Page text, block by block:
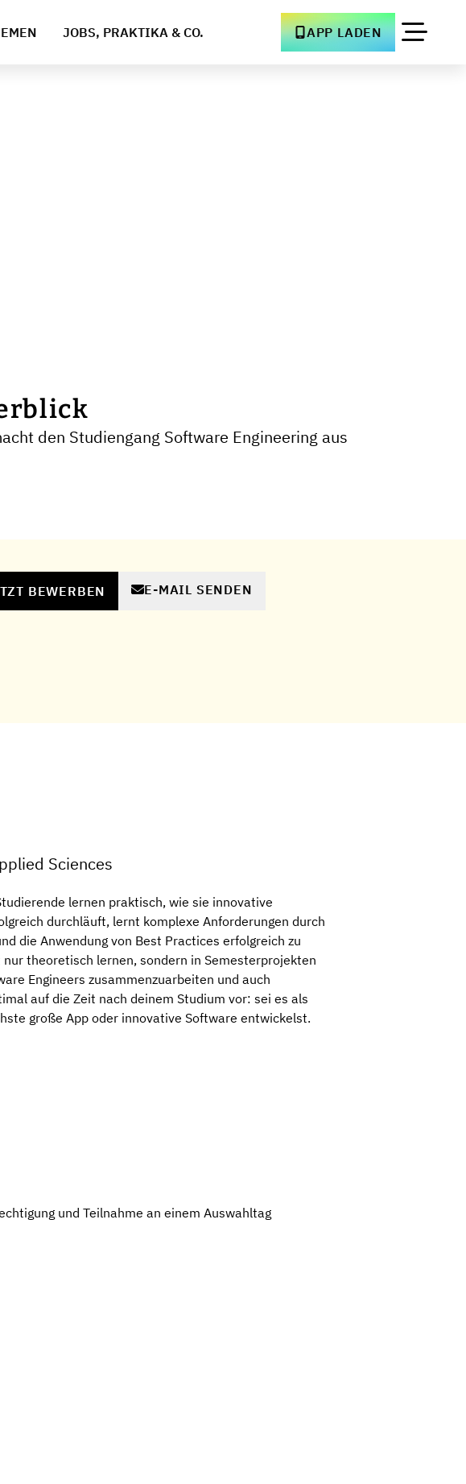
JOBS, PRAKTIKA & CO. APP LADEN
den Studiengang Software Engineering aus
BEWERBEN E-MAIL SENDEN
Sciences
lernen praktisch, wie sie innovative
durchläuft, lernt komplexe Anforderungen durch
die Anwendung von Best Practices erfolgreich zu
theoretisch lernen, sondern in Semesterprojekten
Engineers zusammenzuarbeiten und auch
auf die Zeit nach deinem Studium vor: sei es als
große App oder innovative Software entwickelst.
und Teilnahme an einem Auswahltag